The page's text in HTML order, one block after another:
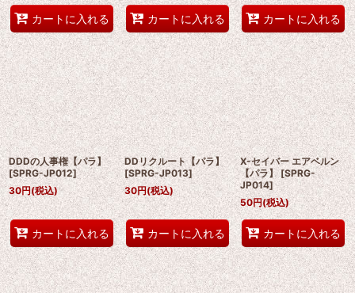
カートに入れる カートに入れる カートに入れる
DDDの人事権【パラ】
[SPRG-JP012]
30円(税込)
カートに入れる
DDリクルート【パラ】
[SPRG-JP013]
30円(税込)
カートに入れる
X-セイバー エアベルン
【パラ】 [SPRG-
JP014]
50円(税込)
カートに入れる